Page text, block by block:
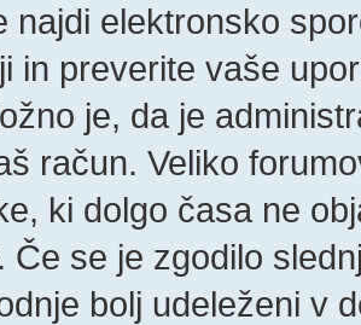
najdi elektronsko
in preverite vaše
je, da je
račun. Veliko
ki dolgo časa ne
Če se je zgodilo
bolj udeleženi v